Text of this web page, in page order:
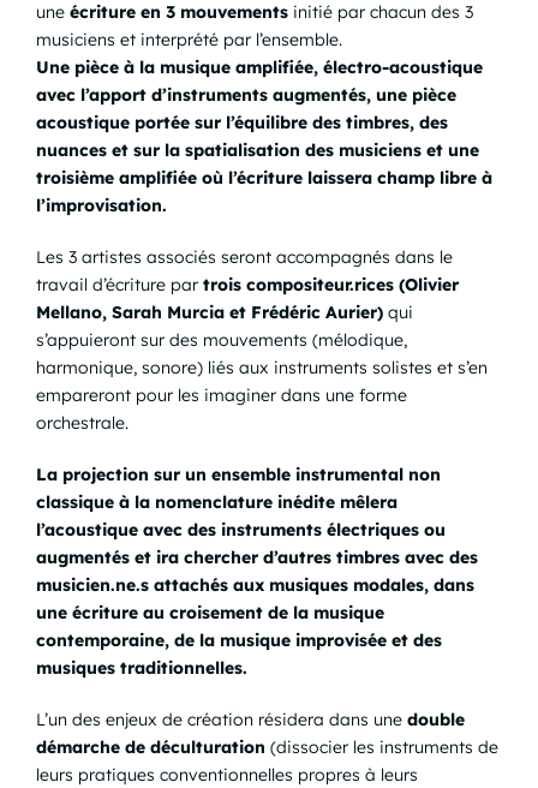
une écriture en 3 mouvementsinitié par chacun des 3
musiciens et interprété par l’ensemble.
Une pièce à la musique amplifiée, électro-acoustique
avec l’apport d’instruments augmentés, une pièce
acoustique portée sur l’équilibre des timbres, des
nuances et sur la spatialisation des musiciens et une
troisième amplifiée où l’écriture laissera champ libre à
l’improvisation.
Les 3 artistes associés seront accompagnés dans le
travail d’écriture par trois compositeur.rices (Olivier
Mellano, Sarah Murcia et Frédéric Aurier) qui
s’appuieront sur des mouvements (mélodique,
harmonique, sonore) liés aux instruments solistes et s’en
empareront pour les imaginer dans une forme
orchestrale.
La projection sur un ensemble instrumental non
classique à la nomenclature inédite mêlera
l’acoustique avec des instruments électriques ou
augmentés et ira chercher d’autres timbres avec des
musicien.ne.s attachés aux musiques modales, dans
une écriture au croisement de la musique
contemporaine, de la musique improvisée et des
musiques traditionnelles.
L’un des enjeux de création résidera dans une double
démarche de déculturation (dissocier les instruments de
leurs pratiques conventionnelles propres à leurs